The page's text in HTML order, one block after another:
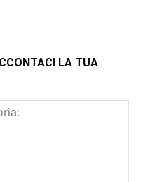
LA TUA